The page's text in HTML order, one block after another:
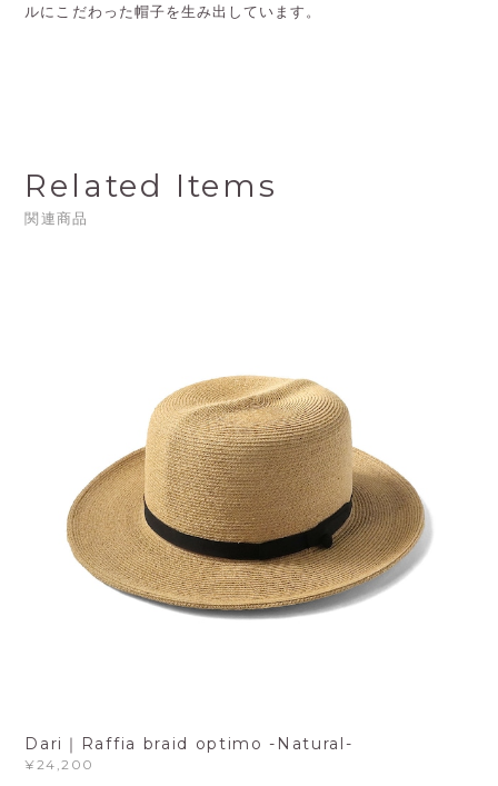
ルにこだわった帽子を生み出しています。
Related Items
関連商品
Dari｜Raffia braid optimo -Natural-
¥24,200